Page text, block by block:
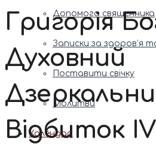
Допомога священника
Записки за здоров’я
Поставити свічку
Молитви
Календар
Григорія
Духовний
Відбиток IV